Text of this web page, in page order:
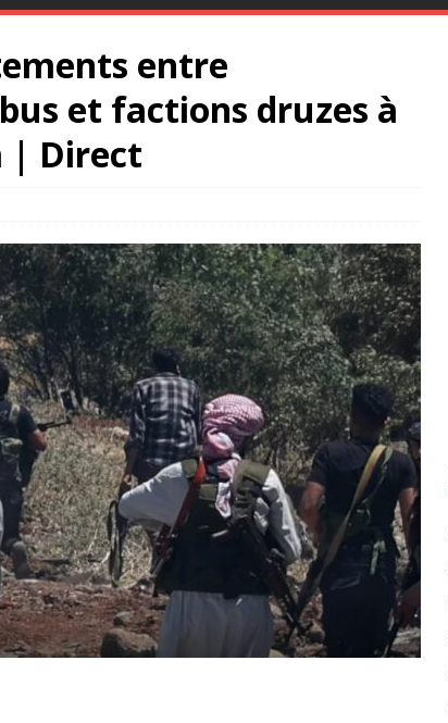
entre
et factions druzes à
| Direct